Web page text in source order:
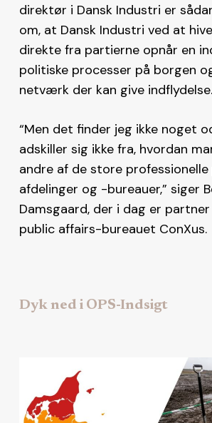
direktør i Dansk Industri er
om, at Dansk Industri ved at
direkte fra partierne opnår en
politiske processer på borgen
netværk der kan give indflydelse.
“Men det finder jeg ikke noget
adskiller sig ikke fra, hvordan
andre af de store
afdelinger og -bureauer,” siger
Damsgaard, der i dag er
public affairs-bureauet ConXus.
Dyk ned i OPS-Indsigt